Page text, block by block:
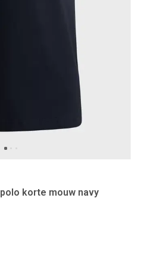
korte mouw navy